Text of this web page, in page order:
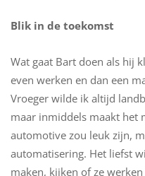
Blik in de toekomst
Wat gaat Bart doen als hij
even werken en dan een
Vroeger wilde ik altijd
maar inmiddels maakt het
automotive zou leuk zijn,
automatisering. Het liefst
maken, kijken of ze